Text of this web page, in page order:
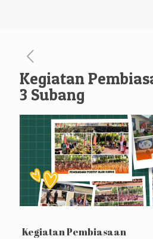
Kegiatan
3 Subang
Kegiatan Pembiasaan